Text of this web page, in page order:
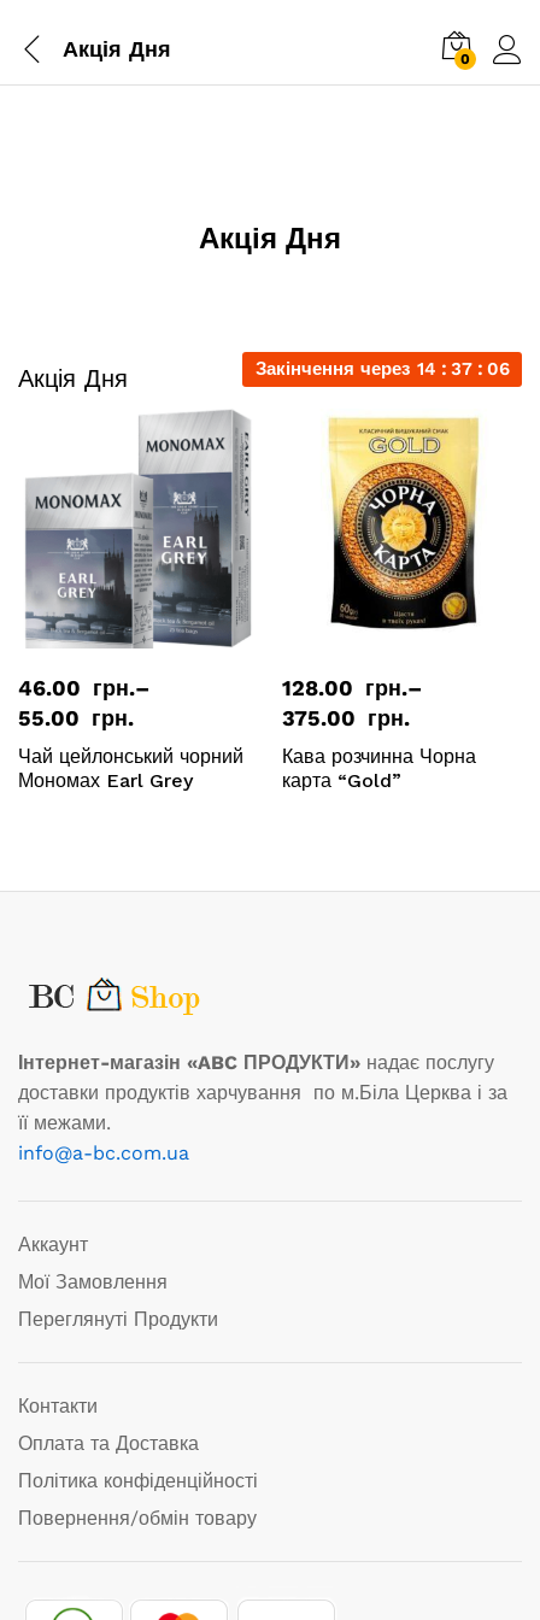
Акція Дня 0
Акція Дня
Акція Дня Закінчення через 14 37 05
46.00 грн.–
55.00 грн.
Діапазон
цін:
від
55.00
Чай цейлонський чорний
Мономах Earl Grey
128.00 грн.–
375.00 грн.
Діапазон
цін:
від
375.00
Кава розчинна Чорна
карта “Gold”
Інтернет-магазін «ABC ПРОДУКТИ» надає послугу
доставки продуктів харчування по м.Біла Церква і за
її межами.
info@a-bc.com.ua
Аккаунт
Мої Замовлення
Переглянуті Продукти
Контакти
Оплата та Доставка
Політика конфіденційності
Повернення/обмін товару